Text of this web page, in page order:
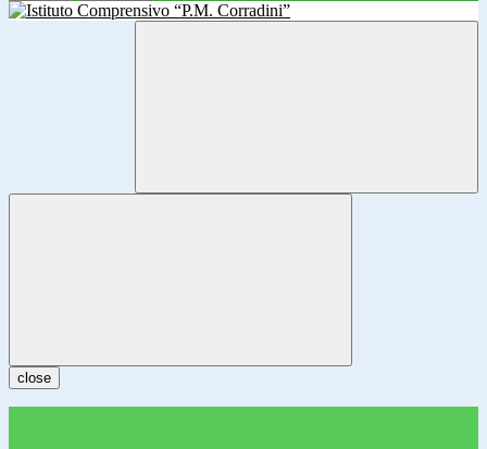
close